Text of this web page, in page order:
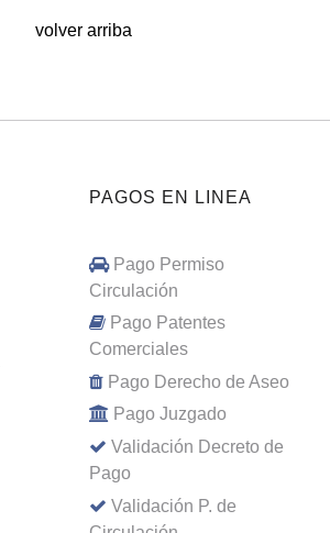
volver arriba
PAGOS EN LINEA
Pago Permiso
Circulación
Pago Patentes
Comerciales
Pago Derecho de Aseo
Pago Juzgado
Validación Decreto de
Pago
Validación P. de